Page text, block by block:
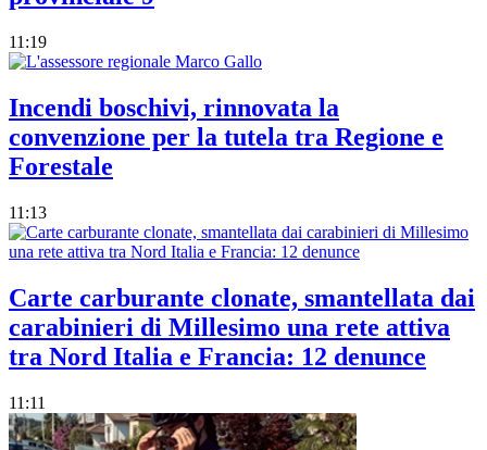
11:19
Incendi boschivi, rinnovata la
convenzione per la tutela tra Regione e
Forestale
11:13
Carte carburante clonate, smantellata dai
carabinieri di Millesimo una rete attiva
tra Nord Italia e Francia: 12 denunce
11:11